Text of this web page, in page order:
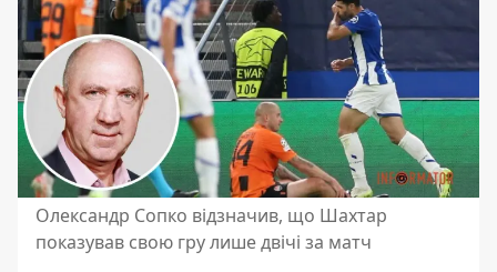
Олександр Сопко відзначив, що Шахтар
показував свою гру лише двічі за матч